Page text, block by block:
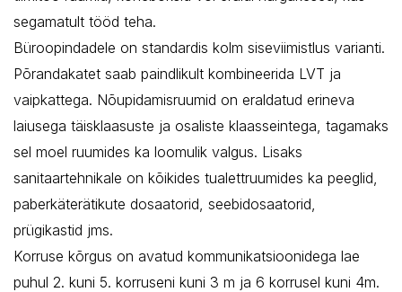
segamatult tööd teha.
Büroopindadele on standardis kolm siseviimistlus varianti.
Põrandakatet saab paindlikult kombineerida LVT ja
vaipkattega. Nõupidamisruumid on eraldatud erineva
laiusega täisklaasuste ja osaliste klaasseintega, tagamaks
sel moel ruumides ka loomulik valgus. Lisaks
sanitaartehnikale on kõikides tualettruumides ka peeglid,
paberkäterätikute dosaatorid, seebidosaatorid,
prügikastid jms.
Korruse kõrgus on avatud kommunikatsioonidega lae
puhul 2. kuni 5. korruseni kuni 3 m ja 6 korrusel kuni 4m.